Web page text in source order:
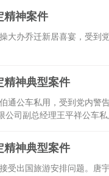
精神案件
大办乔迁新居喜宴，受
精神典型案件
通公车私用，受到党内
公司副总经理王平祥公车
精神典型案件
受出国旅游安排问题。